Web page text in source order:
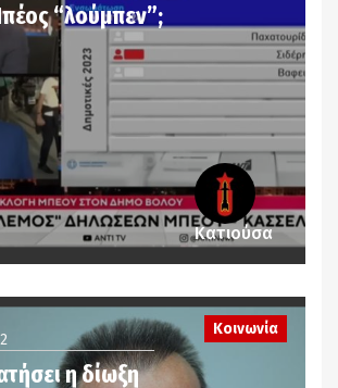
“λούμπεν”;
Κατιούσα
η δίωξη
Κοινωνία